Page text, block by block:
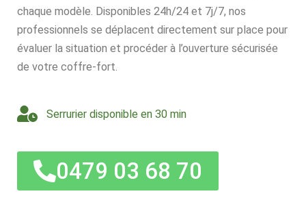
chaque modèle. Disponibles 24h/24 et 7j/7, nos
professionnels se déplacent directement sur place pour
évaluer la situation et procéder à l’ouverture sécurisée
de votre coffre-fort.
Serrurier disponible en 30 min
0479 03 68 70